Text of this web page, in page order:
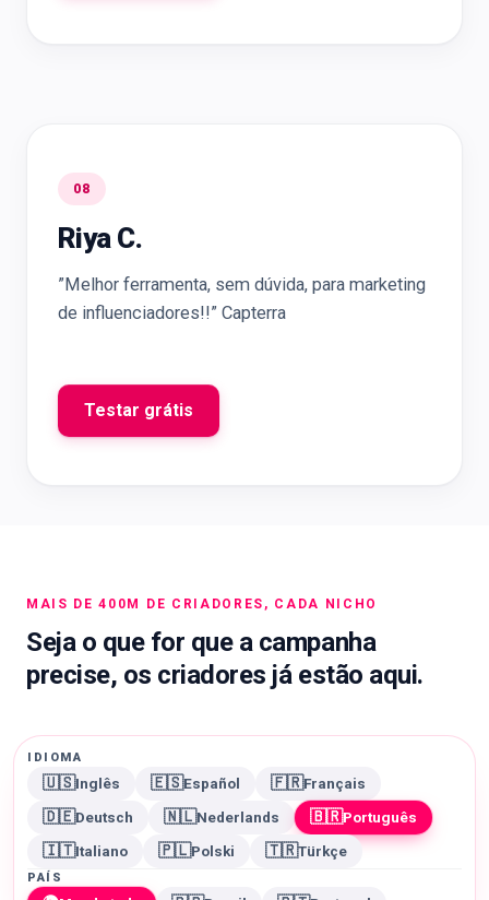
08
Riya C.
”Melhor ferramenta, sem dúvida, para marketing
de influenciadores!!” Capterra
Testar grátis
MAIS DE 400M DE CRIADORES, CADA NICHO
Seja o que for que a campanha
precise, os criadores já estão aqui.
IDIOMA
🇺🇸Inglês 🇪🇸Español 🇫🇷Français
🇩🇪Deutsch 🇳🇱Nederlands 🇧🇷Português
🇮🇹Italiano 🇵🇱Polski 🇹🇷Türkçe
PAÍS